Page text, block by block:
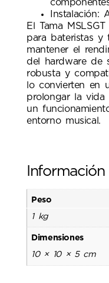
Instalación:
El Tama
para bateristas y
mantener el
del hardware de
robusta y
lo convierten en
prolongar la
un
entorno musical.
Peso
1 kg
Dimensiones
10 × 10 × 5 cm